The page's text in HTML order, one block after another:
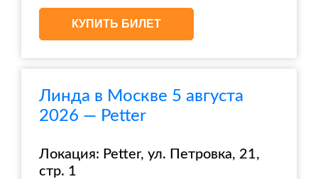
КУПИТЬ БИЛЕТ
Линда в Москве 5 августа
2026 — Petter
Локация: Petter, ул. Петровка, 21,
стр. 1